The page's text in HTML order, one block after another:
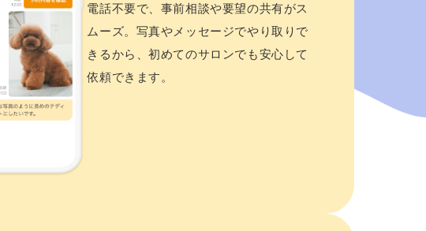
電話不要で、事前相談や要望の共有がス
ムーズ。写真やメッセージでやり取りで
きるから、初めてのサロンでも安⼼して
依頼できます。